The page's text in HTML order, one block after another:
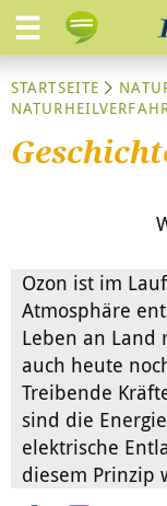
STARTSEITE
Ozon ist im
Atmosphäre
Leben an Land
auch heute
Treibende
sind die
elektrische
diesem Prinzip